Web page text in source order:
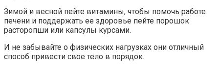
Зимой и весной пейте витамины, чтобы помочь работе
печени и поддержать ее здоровье пейте порошок
расторопши или капсулы курсами.
И не забывайте о физических нагрузках они отличный
способ привести свое тело в порядок.